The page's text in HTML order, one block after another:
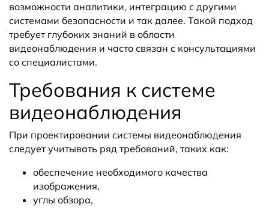
возможности аналитики, интеграцию с другими
системами безопасности и так далее. Такой подход
требует глубоких знаний в области
видеонаблюдения и часто связан с консультациями
со специалистами.
Требования к системе
видеонаблюдения
При проектировании системы видеонаблюдения
следует учитывать ряд требований, таких как:
обеспечение необходимого качества
изображения,
углы обзора,